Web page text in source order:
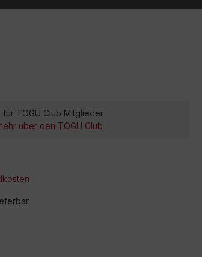
für TOGU Club Mitglieder
über den TOGU Club
den gewünschten Wert